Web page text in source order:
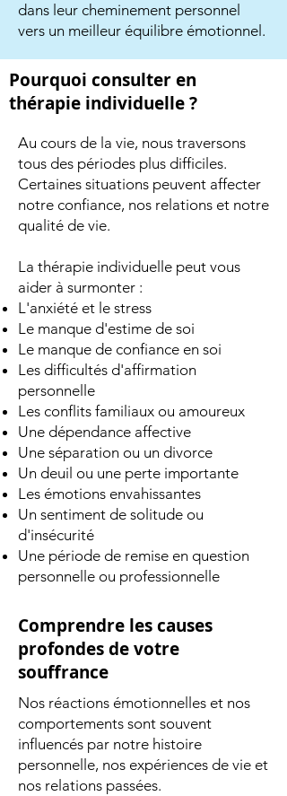
dans leur cheminement personnel
vers un meilleur équilibre émotionnel.
Pourquoi consulter en
thérapie individuelle ?
Au cours de la vie, nous traversons
tous des périodes plus difficiles.
Certaines situations peuvent affecter
notre confiance, nos relations et notre
qualité de vie.
La thérapie individuelle peut vous
aider à surmonter :
L'anxiété et le stress
Le manque d'estime de soi
Le manque de confiance en soi
Les difficultés d'affirmation
personnelle
Les conflits familiaux ou amoureux
Une dépendance affective
Une séparation ou un divorce
Un deuil ou une perte importante
Les émotions envahissantes
Un sentiment de solitude ou
d'insécurité
Une période de remise en question
personnelle ou professionnelle
Comprendre les causes
profondes de votre
souffrance
Nos réactions émotionnelles et nos
comportements sont souvent
influencés par notre histoire
personnelle, nos expériences de vie et
nos relations passées.